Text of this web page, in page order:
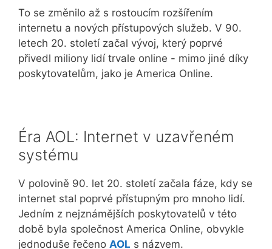
To se změnilo až s rostoucím rozšířením
internetu a nových přístupových služeb. V 90.
letech 20. století začal vývoj, který poprvé
přivedl miliony lidí trvale online - mimo jiné díky
poskytovatelům, jako je America Online.
Éra AOL: Internet v uzavřeném
systému
V polovině 90. let 20. století začala fáze, kdy se
internet stal poprvé přístupným pro mnoho lidí.
Jedním z nejznámějších poskytovatelů v této
době byla společnost America Online, obvykle
jednoduše řečeno AOL s názvem.